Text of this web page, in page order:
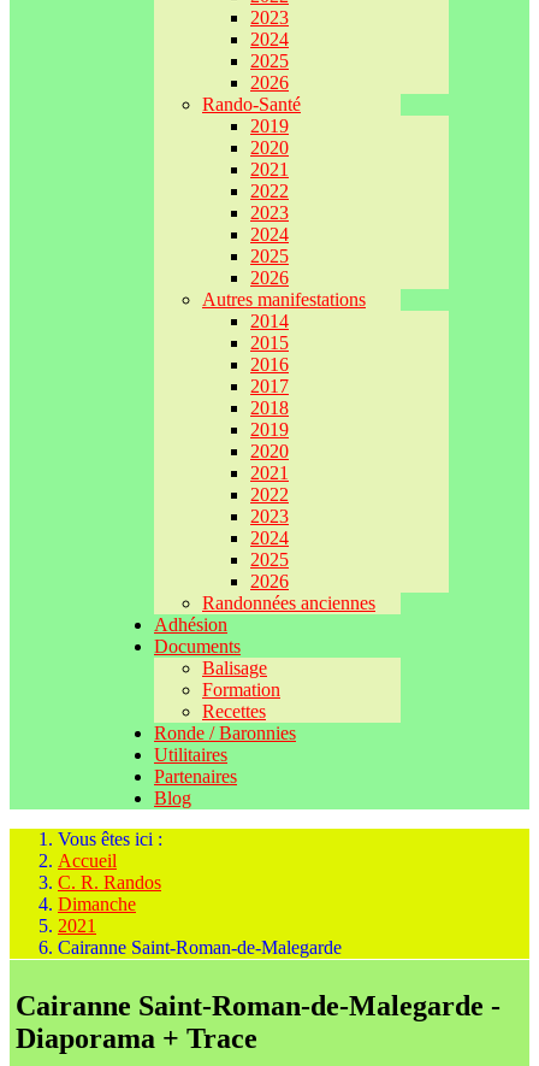
2023
2024
2025
2026
Rando-Santé
2019
2020
2021
2022
2023
2024
2025
2026
Autres manifestations
2014
2015
2016
2017
2018
2019
2020
2021
2022
2023
2024
2025
2026
Randonnées anciennes
Adhésion
Documents
Balisage
Formation
Recettes
Ronde / Baronnies
Utilitaires
Partenaires
Blog
Vous êtes ici :
Accueil
C. R. Randos
Dimanche
2021
Cairanne Saint-Roman-de-Malegarde
Cairanne Saint-Roman-de-Malegarde -
Diaporama + Trace